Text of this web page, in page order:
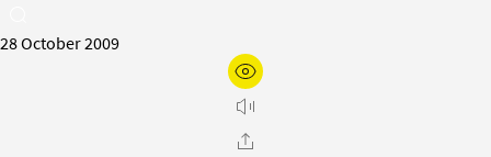
28 October 2009